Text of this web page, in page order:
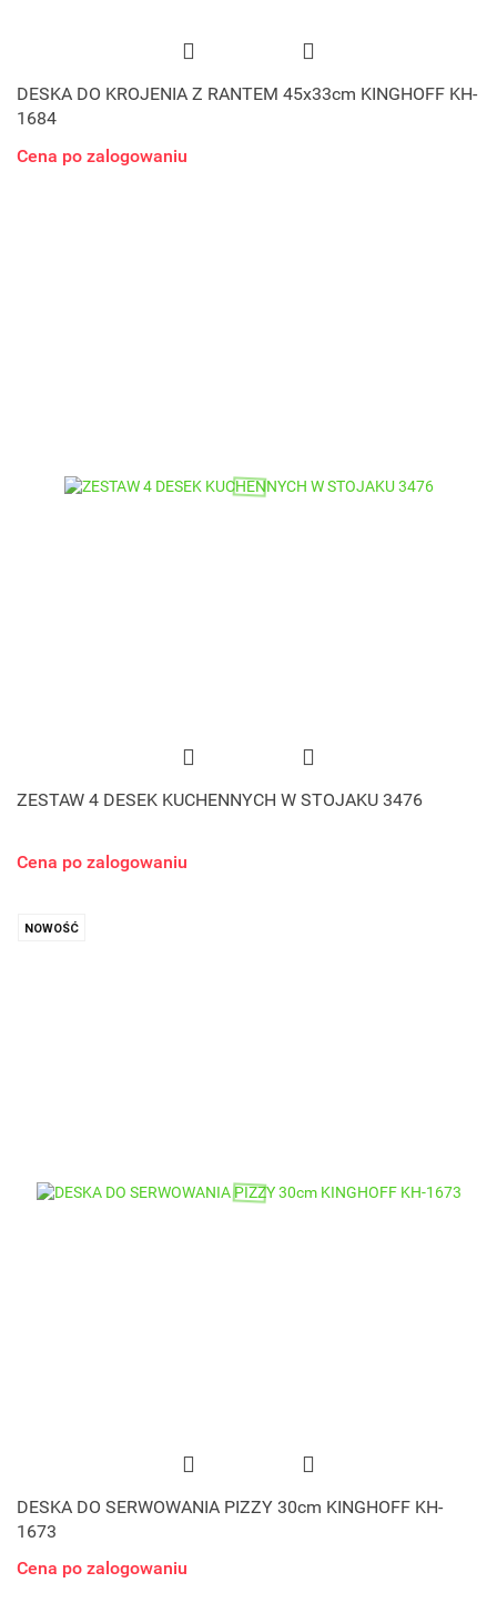
DESKA DO KROJENIA Z RANTEM 45x33cm KINGHOFF KH-
1684
Cena po zalogowaniu
ZESTAW 4 DESEK KUCHENNYCH W STOJAKU 3476
Cena po zalogowaniu
NOWOŚĆ
DESKA DO SERWOWANIA PIZZY 30cm KINGHOFF KH-
1673
Cena po zalogowaniu